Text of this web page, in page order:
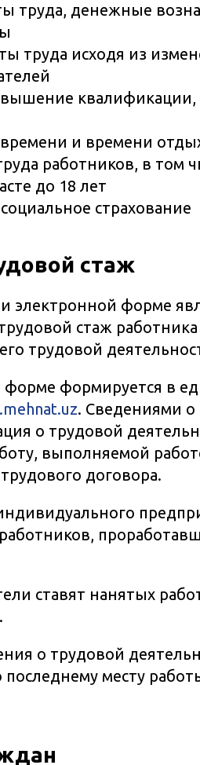
труда, денежные
труда исходя из
квалификации,
и времени
работников, в том
до 18 лет
страхование
стаж
электронной форме
стаж
трудовой
форме формируется в
. Сведениями о
о трудовой
выполняемой
договора.
ставят нанятых
о трудовой
последнему месту